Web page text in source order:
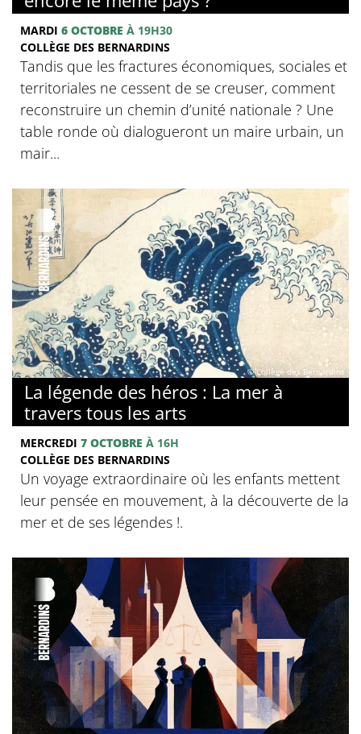
MARDI 6 OCTOBRE À 19H30
COLLÈGE DES BERNARDINS
Tandis que les fractures économiques, sociales et
territoriales ne cessent de se creuser, comment
reconstruire un chemin d’unité nationale ? Une
table ronde où dialogueront un maire urbain, un
mair...
© Collège des Bernardins
La légende des héros : La mer à
travers tous les arts
MERCREDI 7 OCTOBRE À 16H
COLLÈGE DES BERNARDINS
Un voyage extraordinaire où les enfants mettent
leur pensée en mouvement, à la découverte de la
mer et de ses légendes !.